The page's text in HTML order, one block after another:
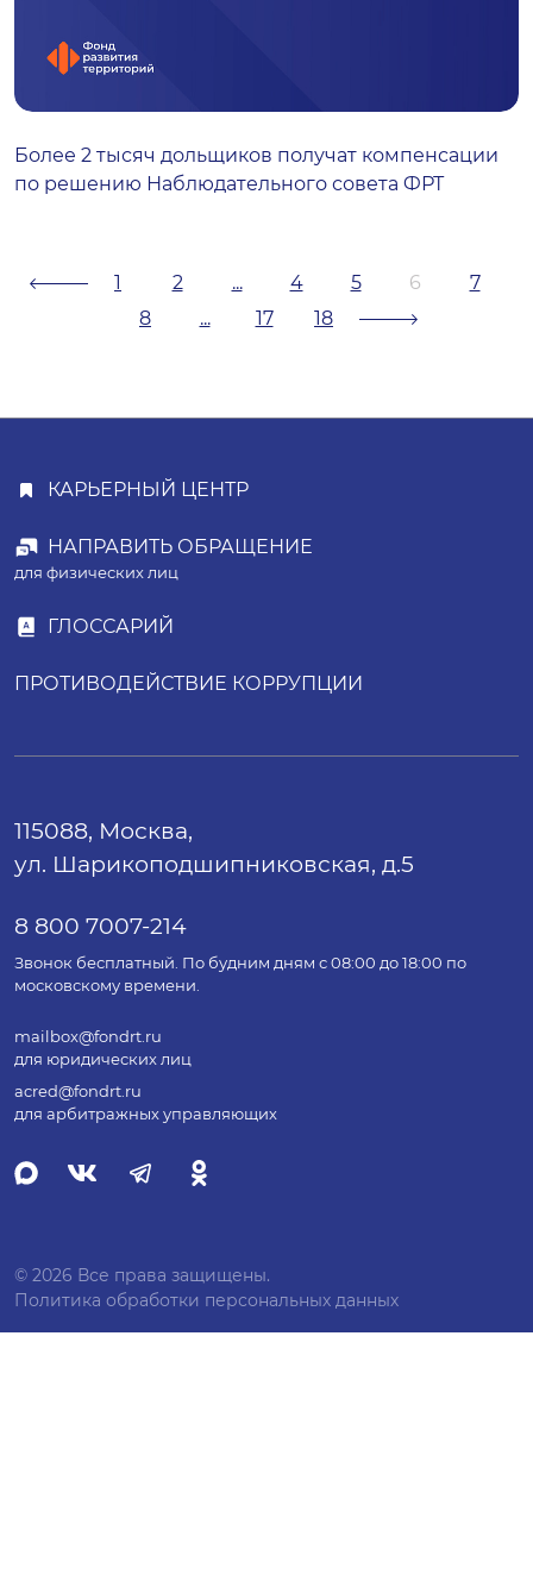
Более 2 тысяч дольщиков получат компенсации
по решению Наблюдательного совета ФРТ
1 2 ... 4 5 6
7
8
... 17 18
КАРЬЕРНЫЙ ЦЕНТР
НАПРАВИТЬ ОБРАЩЕНИЕ
для физических лиц
ГЛОССАРИЙ
ПРОТИВОДЕЙСТВИЕ КОРРУПЦИИ
115088, Москва,
ул. Шарикоподшипниковская, д.5
8 800 7007-214
Звонок бесплатный. По будним дням с 08:00 до 18:00 по
московскому времени.
mailbox@fondrt.ru
для юридических лиц
acred@fondrt.ru
для арбитражных управляющих
© 2026 Все права защищены.
Политика обработки персональных данных